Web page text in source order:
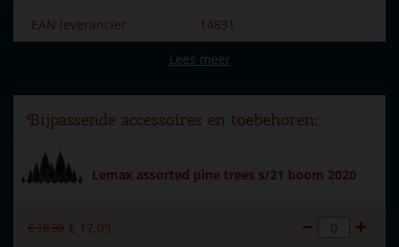
EAN leverancier 14831
Lemax
Dorpsnaam Spooky Town
Locatie ST-P21-AC
Soort Accessoires
Met verlichting
Lees meer
Bijpassende accessoires en toebehoren:
Lemax assorted pine trees s/21 boom 2020
€18,99 € 17,09